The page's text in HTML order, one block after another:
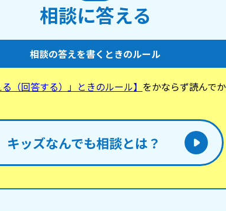
相談に答える
相談の答えを書くときのルール
（回答する）」ときのルール】 をかならず読んで
キッズなんでも相談とは？